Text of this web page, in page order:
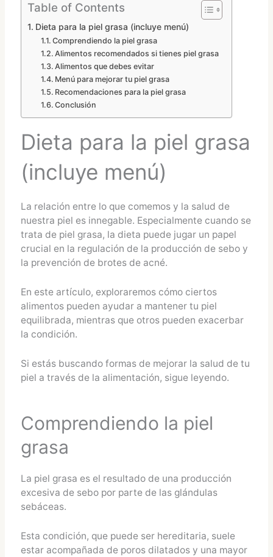
Table of Contents
Dieta para la piel grasa (incluye menú)
Comprendiendo la piel grasa
Alimentos recomendados si tienes piel grasa
Alimentos que debes evitar
Menú para mejorar tu piel grasa
Recomendaciones para la piel grasa
Conclusión
Dieta para la piel grasa
(incluye menú)
La relación entre lo que comemos y la salud de
nuestra piel es innegable. Especialmente cuando se
trata de piel grasa, la dieta puede jugar un papel
crucial en la regulación de la producción de sebo y
la prevención de brotes de acné.
En este artículo, exploraremos cómo ciertos
alimentos pueden ayudar a mantener tu piel
equilibrada, mientras que otros pueden exacerbar
la condición.
Si estás buscando formas de mejorar la salud de tu
piel a través de la alimentación, sigue leyendo.
Comprendiendo la piel
grasa
La piel grasa es el resultado de una producción
excesiva de sebo por parte de las glándulas
sebáceas.
Esta condición, que puede ser hereditaria, suele
estar acompañada de poros dilatados y una mayor